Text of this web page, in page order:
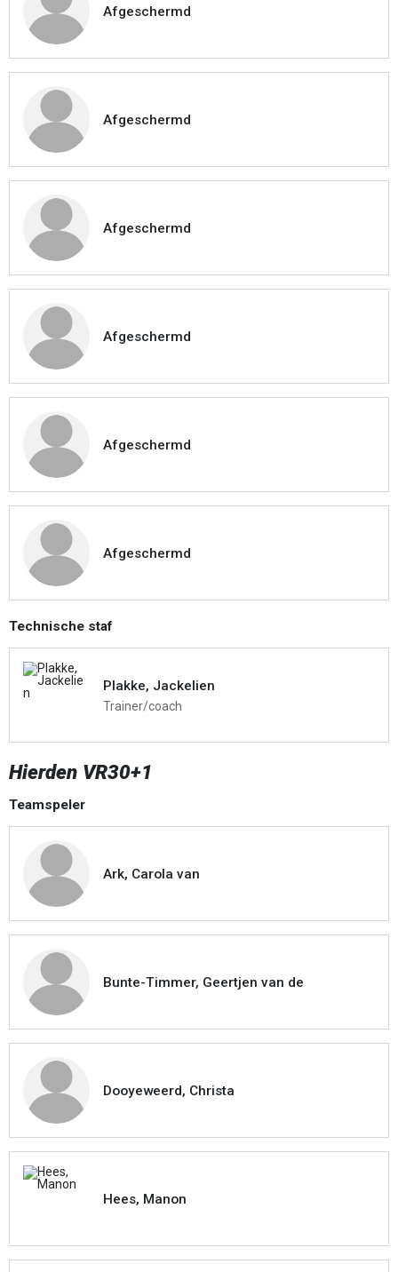
Afgeschermd
Afgeschermd
Afgeschermd
Afgeschermd
Afgeschermd
Afgeschermd
Technische staf
Plakke, Jackelien
Trainer/coach
Hierden VR30+1
Teamspeler
Ark, Carola van
Bunte-Timmer, Geertjen van de
Dooyeweerd, Christa
Hees, Manon